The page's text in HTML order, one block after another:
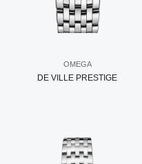
OMEGA
DE VILLE PRESTIGE